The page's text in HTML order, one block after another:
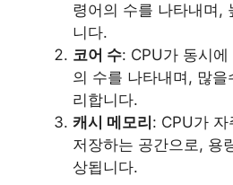
령어의 수를 나타내며,
니다.
코어 수: CPU가 동시
의 수를 나타내며, 많
리합니다.
캐시 메모리 : CPU가 자
저장하는 공간으로, 용
상됩니다.